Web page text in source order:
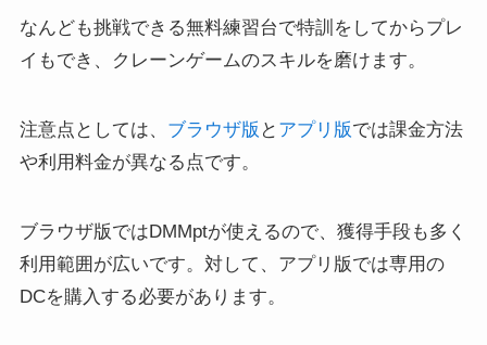
なんども挑戦できる無料練習台で特訓をしてからプレ
イもでき、クレーンゲームのスキルを磨けます。
注意点としては、 ブラウザ版 と アプリ版では課金方法
や利用料金が異なる点です。
ブラウザ版ではDMMptが使えるので、獲得手段も多く
利用範囲が広いです。対して、アプリ版では専用の
DCを購入する必要があります。